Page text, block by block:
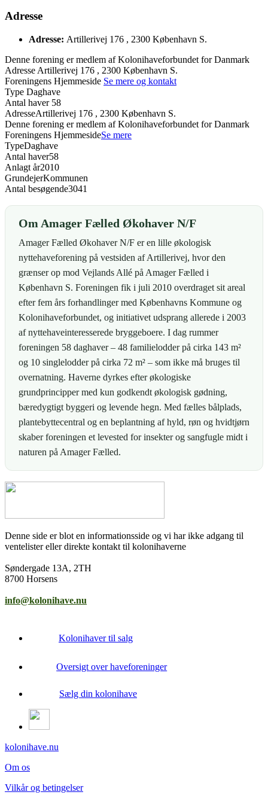
Adresse
Adresse: Artillerivej 176 , 2300 København S.
Denne forening er medlem af Kolonihaveforbundet for Danmark
Adresse Artillerivej 176 , 2300 København S.
Foreningens Hjemmeside Se mere og kontakt
Type Daghave
Antal haver 58
AdresseArtillerivej 176 , 2300 København S.
Denne forening er medlem af Kolonihaveforbundet for Danmark
Foreningens HjemmesideSe mere
TypeDaghave
Antal haver58
Anlagt år2010
GrundejerKommunen
Antal besøgende3041
Om Amager Fælled Økohaver N/F
Amager Fælled Økohaver N/F er en lille økologisk
nyttehaveforening på vestsiden af Artillerivej, hvor den
grænser op mod Vejlands Allé på Amager Fælled i
København S. Foreningen fik i juli 2010 overdraget sit areal
efter fem års forhandlinger med Københavns Kommune og
Kolonihaveforbundet, og initiativet udsprang allerede i 2003
af nyttehaveinteresserede bryggeboere. I dag rummer
foreningen 58 daghaver – 48 familielodder på cirka 143 m²
og 10 singlelodder på cirka 72 m² – som ikke må bruges til
overnatning. Haverne dyrkes efter økologiske
grundprincipper med kun godkendt økologisk gødning,
bæredygtigt byggeri og levende hegn. Med fælles bålplads,
plantebyttecentral og en beplantning af hyld, røn og hvidtjørn
skaber foreningen et levested for insekter og sangfugle midt i
naturen på Amager Fælled.
Denne side er blot en informationsside og vi har ikke adgang til
ventelister eller direkte kontakt til kolonihaverne
Søndergade 13A, 2TH
8700 Horsens
info@kolonihave.nu
Kolonihaver til salg
Oversigt over haveforeninger
Sælg din kolonihave
kolonihave.nu
Om os
Vilkår og betingelser